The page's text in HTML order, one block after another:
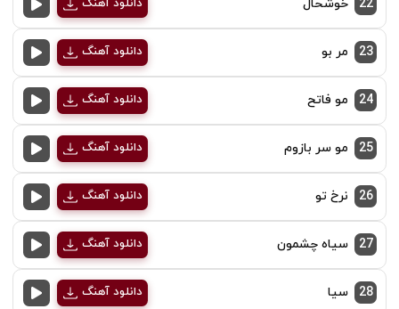
22 خوشحال دانلود آهنگ
23 مر بو دانلود آهنگ
24 مو فاتح دانلود آهنگ
25 مو سر بازوم دانلود آهنگ
26 نرخ تو دانلود آهنگ
27 سیاه چشمون دانلود آهنگ
28 سیا دانلود آهنگ